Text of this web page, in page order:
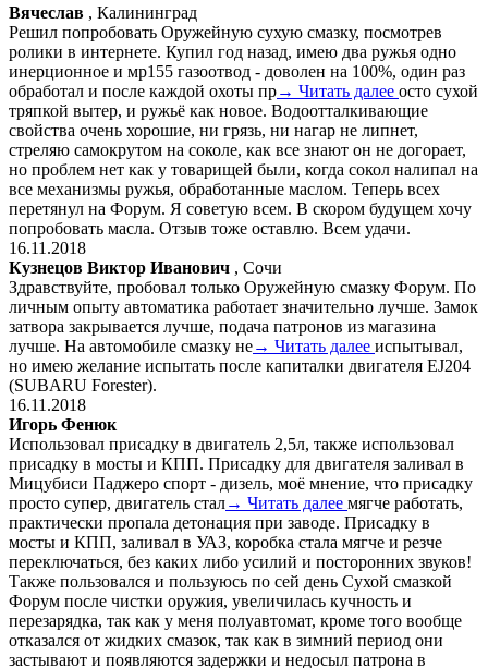
Вячеслав , Калининград
Решил попробовать Оружейную сухую смазку, посмотрев
ролики в интернете. Купил год назад, имею два ружья одно
инерционное и мр155 газоотвод - доволен на 100%, один раз
обработал и после каждой охоты пр→ Читать далее осто сухой
тряпкой вытер, и ружьё как новое. Водоотталкивающие
свойства очень хорошие, ни грязь, ни нагар не липнет,
стреляю самокрутом на соколе, как все знают он не догорает,
но проблем нет как у товарищей были, когда сокол налипал на
все механизмы ружья, обработанные маслом. Теперь всех
перетянул на Форум. Я советую всем. В скором будущем хочу
попробовать масла. Отзыв тоже оставлю. Всем удачи.
16.11.2018
Кузнецов Виктор Иванович , Сочи
Здравствуйте, пробовал только Оружейную смазку Форум. По
личным опыту автоматика работает значительно лучше. Замок
затвора закрывается лучше, подача патронов из магазина
лучше. На автомобиле смазку не→ Читать далее испытывал,
но имею желание испытать после капиталки двигателя EJ204
(SUBARU Forester).
16.11.2018
Игорь Фенюк
Использовал присадку в двигатель 2,5л, также использовал
присадку в мосты и КПП. Присадку для двигателя заливал в
Мицубиси Паджеро спорт - дизель, моё мнение, что присадку
просто супер, двигатель стал→ Читать далее мягче работать,
практически пропала детонация при заводе. Присадку в
мосты и КПП, заливал в УАЗ, коробка стала мягче и резче
переключаться, без каких либо усилий и посторонних звуков!
Также пользовался и пользуюсь по сей день Сухой смазкой
Форум после чистки оружия, увеличилась кучность и
перезарядка, так как у меня полуавтомат, кроме того вообще
отказался от жидких смазок, так как в зимний период они
застывают и появляются задержки и недосыл патрона в